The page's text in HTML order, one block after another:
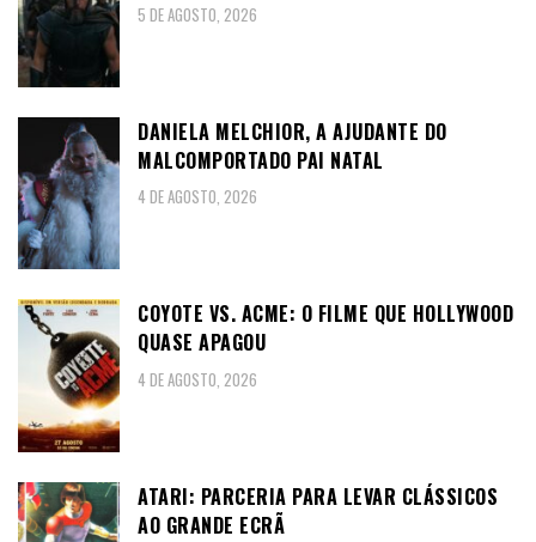
5 DE AGOSTO, 2026
DANIELA MELCHIOR, A AJUDANTE DO
MALCOMPORTADO PAI NATAL
4 DE AGOSTO, 2026
COYOTE VS. ACME: O FILME QUE HOLLYWOOD
QUASE APAGOU
4 DE AGOSTO, 2026
ATARI: PARCERIA PARA LEVAR CLÁSSICOS
AO GRANDE ECRÃ